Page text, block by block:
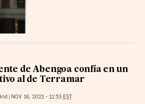
de Abengoa confía en un
al de Terramar
NOV 16, 2021 - 11:53 EST